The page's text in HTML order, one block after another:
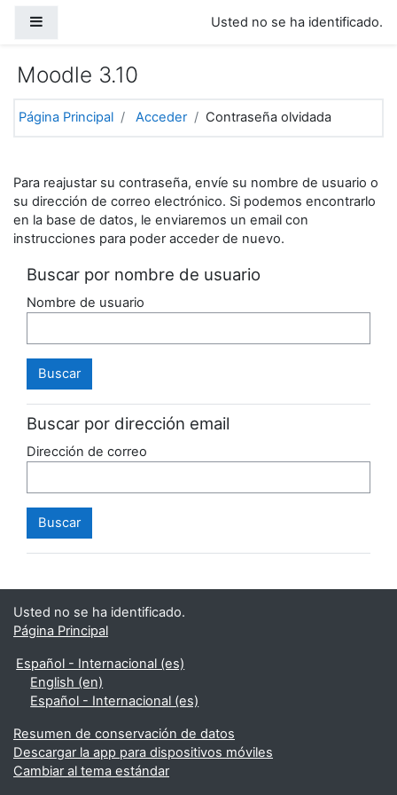
Usted no se ha identificado.
Moodle 3.10
Página Principal Acceder Contraseña olvidada
Para reajustar su contraseña, envíe su nombre de usuario o
su dirección de correo electrónico. Si podemos encontrarlo
en la base de datos, le enviaremos un email con
instrucciones para poder acceder de nuevo.
Buscar por nombre de usuario
Nombre de usuario
Buscar por dirección email
Dirección de correo
Usted no se ha identificado.
Página Principal
Español - Internacional ‎(es)‎
English ‎(en)‎
Español - Internacional ‎(es)‎
Resumen de conservación de datos
Descargar la app para dispositivos móviles
Cambiar al tema estándar